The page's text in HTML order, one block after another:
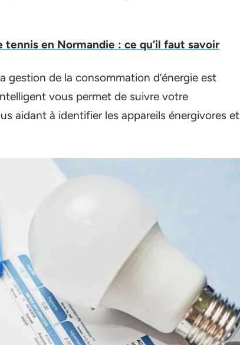
en Normandie : ce qu’il faut savoir
gestion de la consommation d’énergie est
vous permet de suivre votre
aidant à identifier les appareils énergivores et